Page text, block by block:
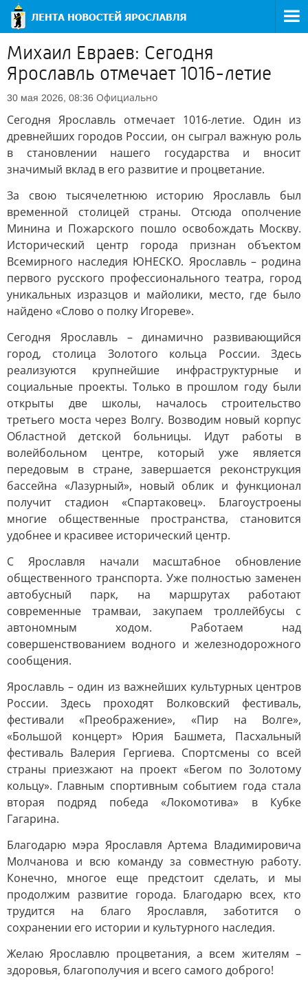
Михаил Евраев: Сегодня
Ярославль отмечает 1016-летие
30 мая 2026, 08:36 Официально
Сегодня Ярославль отмечает 1016-летие. Один из
древнейших городов России, он сыграл важную роль
в становлении нашего государства и вносит
значимый вклад в его развитие и процветание.
За свою тысячелетнюю историю Ярославль был
временной столицей страны. Отсюда ополчение
Минина и Пожарского пошло освобождать Москву.
Исторический центр города признан объектом
Всемирного наследия ЮНЕСКО. Ярославль – родина
первого русского профессионального театра, город
уникальных изразцов и майолики, место, где было
найдено «Слово о полку Игореве».
Сегодня Ярославль – динамично развивающийся
город, столица Золотого кольца России. Здесь
реализуются крупнейшие инфраструктурные и
социальные проекты. Только в прошлом году были
открыты две школы, началось строительство
третьего моста через Волгу. Возводим новый корпус
Областной детской больницы. Идут работы в
волейбольном центре, который уже является
передовым в стране, завершается реконструкция
бассейна «Лазурный», новый облик и функционал
получит стадион «Спартаковец». Благоустроены
многие общественные пространства, становится
удобнее и красивее исторический центр.
С Ярославля начали масштабное обновление
общественного транспорта. Уже полностью заменен
автобусный парк, на маршрутах работают
современные трамваи, закупаем троллейбусы с
автономным ходом. Работаем над
совершенствованием водного и железнодорожного
сообщения.
Ярославль – один из важнейших культурных центров
России. Здесь проходят Волковский фестиваль,
фестивали «Преображение», «Пир на Волге»,
«Большой концерт» Юрия Башмета, Пасхальный
фестиваль Валерия Гергиева. Спортсмены со всей
страны приезжают на проект «Бегом по Золотому
кольцу». Главным спортивным событием года стала
вторая подряд победа «Локомотива» в Кубке
Гагарина.
Благодарю мэра Ярославля Артема Владимировича
Молчанова и всю команду за совместную работу.
Конечно, многое еще предстоит сделать, и мы
продолжим развитие города. Благодарю всех, кто
трудится на благо Ярославля, заботится о
сохранении его истории и культурного наследия.
Желаю Ярославлю процветания, а всем жителям –
здоровья, благополучия и всего самого доброго!